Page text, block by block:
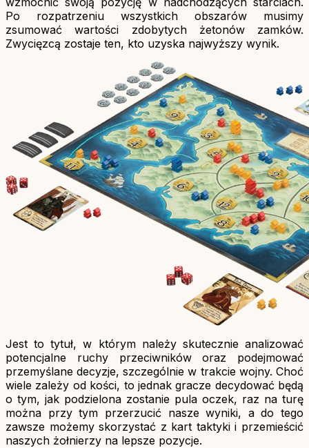
Po rozpatrzeniu wszystkich obszarów musimy
zsumować wartości zdobytych żetonów zamków.
Zwycięzcą zostaje ten, kto uzyska najwyższy wynik.
Jest to tytuł, w którym należy skutecznie analizować
potencjalne ruchy przeciwników oraz podejmować
przemyślane decyzje, szczególnie w trakcie wojny. Choć
wiele zależy od kości, to jednak gracze decydować będą
o tym, jak podzielona zostanie pula oczek, raz na turę
można przy tym przerzucić nasze wyniki, a do tego
zawsze możemy skorzystać z kart taktyki i przemieścić
naszych żołnierzy na lepsze pozycje.